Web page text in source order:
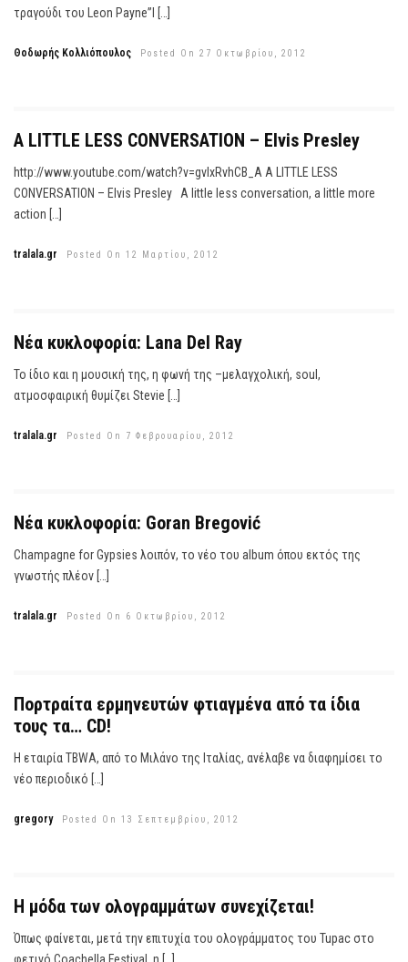
τραγούδι του Leon Payne”I […]
Θοδωρής Κολλιόπουλος Posted On 27 Οκτωβρίου, 2012
A LITTLE LESS CONVERSATION – Elvis Presley
http://www.youtube.com/watch?v=gvlxRvhCB_A A LITTLE LESS
CONVERSATION – Elvis Presley A little less conversation, a little more
action […]
tralala.gr Posted On 12 Μαρτίου, 2012
Νέα κυκλοφορία: Lana Del Ray
Το ίδιο και η μουσική της, η φωνή της –μελαγχολική, soul,
ατμοσφαιρική θυμίζει Stevie […]
tralala.gr Posted On 7 Φεβρουαρίου, 2012
Νέα κυκλοφορία: Goran Bregović
Champagne for Gypsies λοιπόν, το νέο του album όπου εκτός της
γνωστής πλέον […]
tralala.gr Posted On 6 Οκτωβρίου, 2012
Πορτραίτα ερμηνευτών φτιαγμένα από τα ίδια
τους τα… CD!
Η εταιρία TBWA, από το Μιλάνο της Ιταλίας, ανέλαβε να διαφημίσει το
νέο περιοδικό […]
gregory Posted On 13 Σεπτεμβρίου, 2012
H μόδα των ολογραμμάτων συνεχίζεται!
Όπως φαίνεται, μετά την επιτυχία του ολογράμματος του Tupac στο